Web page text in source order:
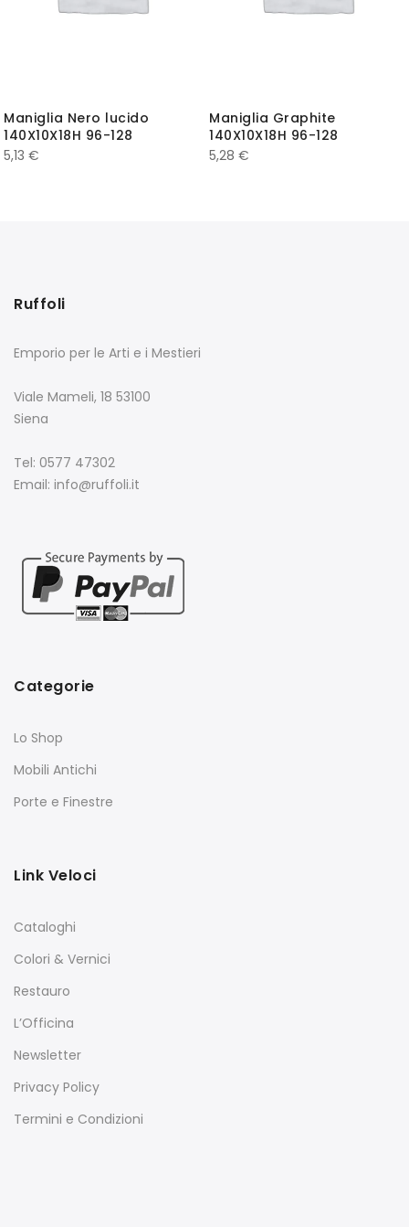
Maniglia Nero lucido
140X10X18H 96-128
5,13 €
Maniglia Graphite
140X10X18H 96-128
5,28 €
Ruffoli
Emporio per le Arti e i Mestieri
Viale Mameli, 18 53100
Siena
Tel: 0577 47302
Email: info@ruffoli.it
Categorie
Lo Shop
Mobili Antichi
Porte e Finestre
Link Veloci
Cataloghi
Colori & Vernici
Restauro
L’Officina
Newsletter
Privacy Policy
Termini e Condizioni